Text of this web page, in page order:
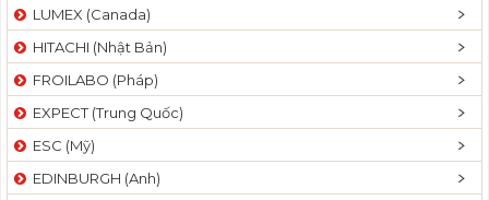
LUMEX (Canada)
HITACHI (Nhật Bản)
FROILABO (Pháp)
EXPECT (Trung Quốc)
ESC (Mỹ)
EDINBURGH (Anh)